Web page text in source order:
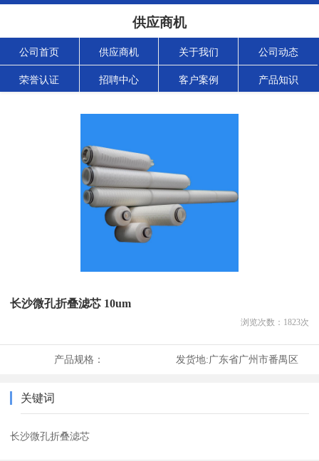
供应商机
公司首页 供应商机 关于我们 公司动态
荣誉认证 招聘中心 客户案例 产品知识
长沙微孔折叠滤芯 10um
浏览次数： 1823次
产品规格： 发货地:广东省广州市番禺区
关键词
长沙微孔折叠滤芯